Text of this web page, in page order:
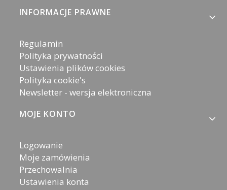
Linki w stopce
INFORMACJE PRAWNE
Regulamin
Polityka prywatności
Ustawienia plików cookies
Polityka cookie's
Newsletter - wersja elektroniczna
MOJE KONTO
Logowanie
Moje zamówienia
Przechowalnia
Ustawienia konta